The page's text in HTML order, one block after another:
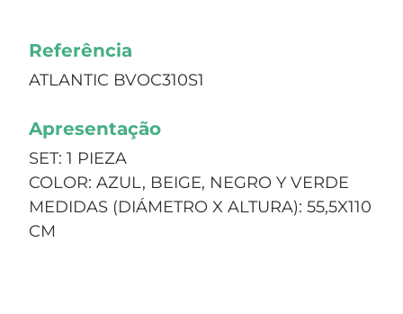
Referência
ATLANTIC BVOC310S1
Apresentação
SET: 1 PIEZA
COLOR: AZUL, BEIGE, NEGRO Y VERDE
MEDIDAS (DIÁMETRO X ALTURA): 55,5X110
CM